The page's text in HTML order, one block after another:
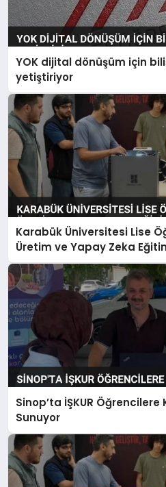
YOK dijital dönüşüm için
yetiştiriyor
Karabük Üniversitesi Lise
Üretim ve Yapay Zeka
Sinop’ta İŞKUR
Sunuyor